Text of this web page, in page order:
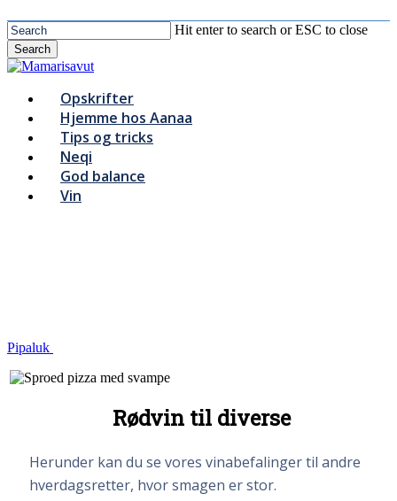
Hit enter to search or ESC to close
Search
Close
Menu
Opskrifter
Hjemme hos Aanaa
Tips og tricks
Neqi
God balance
Vin
Pipaluk
Rødvin til diverse
Herunder kan du se vores vinabefalinger til andre
hverdagsretter, hvor smagen er stor.